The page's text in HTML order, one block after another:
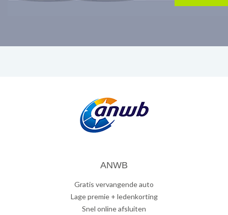
ANWB
Gratis vervangende auto
Lage premie + ledenkorting
Snel online afsluiten